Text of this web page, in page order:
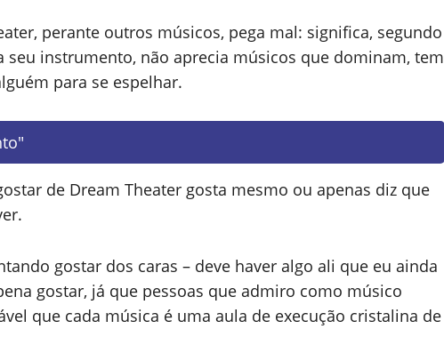
perante outros músicos, pega mal: significa, segundo
instrumento, não aprecia músicos que dominam, tem
para se espelhar.
de Dream Theater gosta mesmo ou apenas diz que
gostar dos caras – deve haver algo ali que eu ainda
gostar, já que pessoas que admiro como músico
que cada música é uma aula de execução cristalina de